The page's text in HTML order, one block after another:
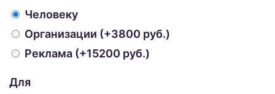
Человеку
Организации (+3800 руб.)
Реклама (+15200 руб.)
Для